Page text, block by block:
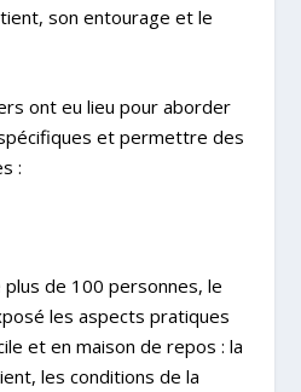
son entourage et le
ont eu lieu pour aborder
et permettre des
:
de 100 personnes, le
les aspects pratiques
et en maison de repos : la
les conditions de la